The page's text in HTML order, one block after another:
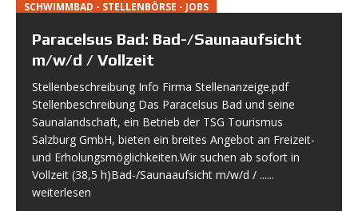
SCHWIMMBAD - STELLENBÖRSE - JOBS
Paracelsus Bad: Bad-/Saunaaufsicht
m/w/d / Vollzeit
Stellenbeschreibung Info Firma Stellenanzeige.pdf
Stellenbeschreibung Das Paracelsus Bad und seine
Saunalandschaft, ein Betrieb der TSG Tourismus
Salzburg GmbH, bieten ein breites Angebot an Freizeit-
und Erholungsmöglichkeiten.Wir suchen ab sofort in
Vollzeit (38,5 h)Bad-/Saunaaufsicht m/w/d / ......
weiterlesen